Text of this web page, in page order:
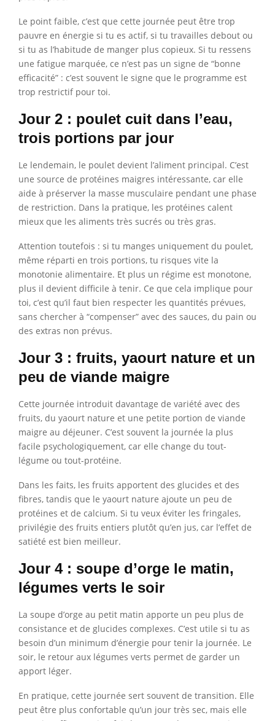
Le point faible, c’est que cette journée peut être trop
pauvre en énergie si tu es actif, si tu travailles debout ou
si tu as l’habitude de manger plus copieux. Si tu ressens
une fatigue marquée, ce n’est pas un signe de “bonne
efficacité” : c’est souvent le signe que le programme est
trop restrictif pour toi.
Jour 2 : poulet cuit dans l’eau,
trois portions par jour
Le lendemain, le poulet devient l’aliment principal. C’est
une source de protéines maigres intéressante, car elle
aide à préserver la masse musculaire pendant une phase
de restriction. Dans la pratique, les protéines calent
mieux que les aliments très sucrés ou très gras.
Attention toutefois : si tu manges uniquement du poulet,
même réparti en trois portions, tu risques vite la
monotonie alimentaire. Et plus un régime est monotone,
plus il devient difficile à tenir. Ce que cela implique pour
toi, c’est qu’il faut bien respecter les quantités prévues,
sans chercher à “compenser” avec des sauces, du pain ou
des extras non prévus.
Jour 3 : fruits, yaourt nature et un
peu de viande maigre
Cette journée introduit davantage de variété avec des
fruits, du yaourt nature et une petite portion de viande
maigre au déjeuner. C’est souvent la journée la plus
facile psychologiquement, car elle change du tout-
légume ou tout-protéine.
Dans les faits, les fruits apportent des glucides et des
fibres, tandis que le yaourt nature ajoute un peu de
protéines et de calcium. Si tu veux éviter les fringales,
privilégie des fruits entiers plutôt qu’en jus, car l’effet de
satiété est bien meilleur.
Jour 4 : soupe d’orge le matin,
légumes verts le soir
La soupe d’orge au petit matin apporte un peu plus de
consistance et de glucides complexes. C’est utile si tu as
besoin d’un minimum d’énergie pour tenir la journée. Le
soir, le retour aux légumes verts permet de garder un
apport léger.
En pratique, cette journée sert souvent de transition. Elle
peut être plus confortable qu’un jour très sec, mais elle